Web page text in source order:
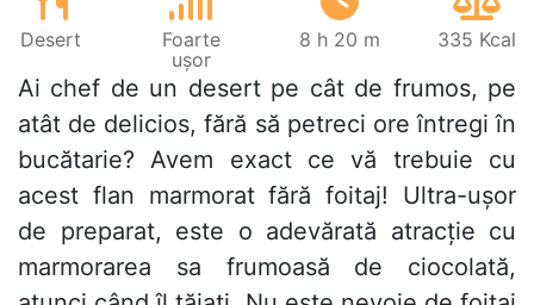
Desert
Foarte
ușor
8 h 20 m 335 Kcal
Ai chef de un desert pe cât de frumos, pe
atât de delicios, fără să petreci ore întregi în
bucătarie? Avem exact ce vă trebuie cu
acest flan marmorat fără foitaj! Ultra-ușor
de preparat, este o adevărată atracție cu
marmorarea sa frumoasă de ciocolată,